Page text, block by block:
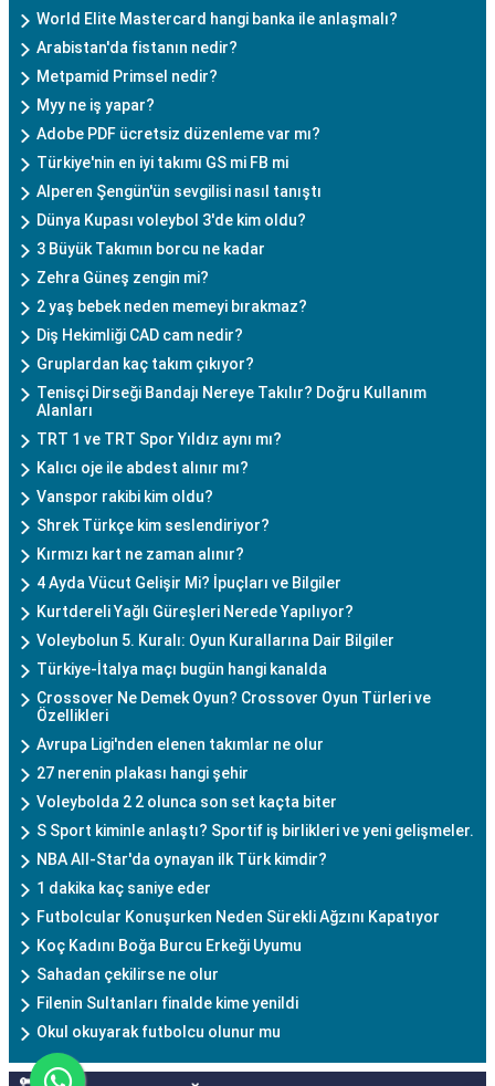
World Elite Mastercard hangi banka ile anlaşmalı?
Arabistan'da fistanın nedir?
Metpamid Primsel nedir?
Myy ne iş yapar?
Adobe PDF ücretsiz düzenleme var mı?
Türkiye'nin en iyi takımı GS mi FB mi
Alperen Şengün'ün sevgilisi nasıl tanıştı
Dünya Kupası voleybol 3'de kim oldu?
3 Büyük Takımın borcu ne kadar
Zehra Güneş zengin mi?
2 yaş bebek neden memeyi bırakmaz?
Diş Hekimliği CAD cam nedir?
Gruplardan kaç takım çıkıyor?
Tenisçi Dirseği Bandajı Nereye Takılır? Doğru Kullanım
Alanları
TRT 1 ve TRT Spor Yıldız aynı mı?
Kalıcı oje ile abdest alınır mı?
Vanspor rakibi kim oldu?
Shrek Türkçe kim seslendiriyor?
Kırmızı kart ne zaman alınır?
4 Ayda Vücut Gelişir Mi? İpuçları ve Bilgiler
Kurtdereli Yağlı Güreşleri Nerede Yapılıyor?
Voleybolun 5. Kuralı: Oyun Kurallarına Dair Bilgiler
Türkiye-İtalya maçı bugün hangi kanalda
Crossover Ne Demek Oyun? Crossover Oyun Türleri ve
Özellikleri
Avrupa Ligi'nden elenen takımlar ne olur
27 nerenin plakası hangi şehir
Voleybolda 2 2 olunca son set kaçta biter
S Sport kiminle anlaştı? Sportif iş birlikleri ve yeni gelişmeler.
NBA All-Star'da oynayan ilk Türk kimdir?
1 dakika kaç saniye eder
Futbolcular Konuşurken Neden Sürekli Ağzını Kapatıyor
Koç Kadını Boğa Burcu Erkeği Uyumu
Sahadan çekilirse ne olur
Filenin Sultanları finalde kime yenildi
Okul okuyarak futbolcu olunur mu